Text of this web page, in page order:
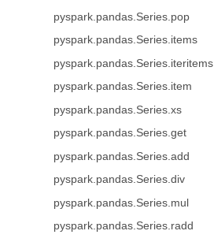
pyspark.pandas.Series.pop
pyspark.pandas.Series.items
pyspark.pandas.Series.iteritems
pyspark.pandas.Series.item
pyspark.pandas.Series.xs
pyspark.pandas.Series.get
pyspark.pandas.Series.add
pyspark.pandas.Series.div
pyspark.pandas.Series.mul
pyspark.pandas.Series.radd